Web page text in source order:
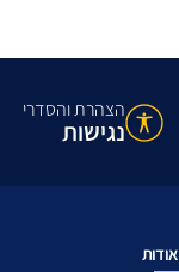
הצהרת והסדרי
נגישות
אודות